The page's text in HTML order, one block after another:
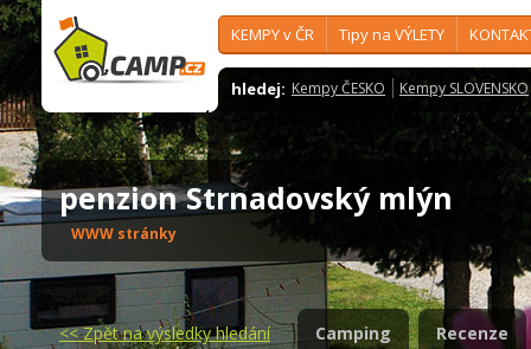
KEMPY v ČR Tipy na VÝLETY
hledej: Kempy ČESKO Kempy SLOVENSKO
penzion Strnadovský mlýn
WWW stránky
<<Zpět na výsledky hledání Camping Recenze